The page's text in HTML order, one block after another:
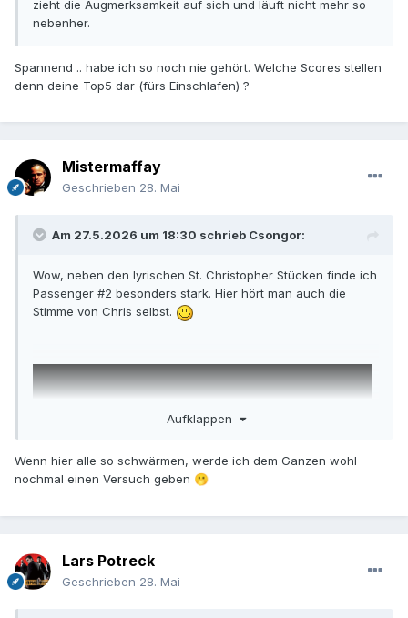
zieht die Augmerksamkeit auf sich und läuft nicht mehr so
nebenher.
Spannend .. habe ich so noch nie gehört. Welche Scores stellen
denn deine Top5 dar (fürs Einschlafen) ?
Mistermaffay
Geschrieben 28. Mai
Am 27.5.2026 um 18:30 schrieb Csongor:
Wow, neben den lyrischen St. Christopher Stücken finde ich
Passenger #2 besonders stark. Hier hört man auch die
Stimme von Chris selbst.
Aufklappen
Wenn hier alle so schwärmen, werde ich dem Ganzen wohl
nochmal einen Versuch geben 🫢
Lars Potreck
Geschrieben 28. Mai